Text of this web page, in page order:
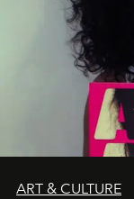
ART & CULTURE